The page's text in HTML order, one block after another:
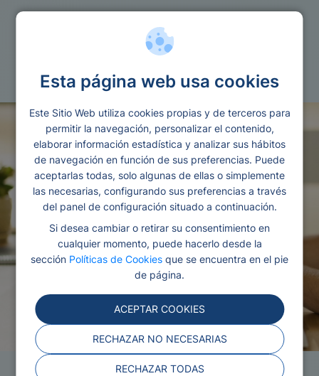
Esta página web usa cookies
Este Sitio Web utiliza cookies propias y de terceros para
permitir la navegación, personalizar el contenido,
elaborar información estadística y analizar sus hábitos
de navegación en función de sus preferencias. Puede
aceptarlas todas, solo algunas de ellas o simplemente
las necesarias, configurando sus preferencias a través
del panel de configuración situado a continuación.
Si desea cambiar o retirar su consentimiento en
cualquier momento, puede hacerlo desde la
sección Políticas de Cookies que se encuentra en el pie
de página.
ACEPTAR COOKIES
RECHAZAR NO NECESARIAS
RECHAZAR TODAS